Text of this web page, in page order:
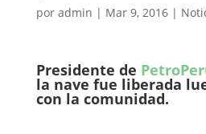
por admin | Mar 9, 2016|
Presidente de
la nave fue liberada
con la comunidad.